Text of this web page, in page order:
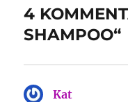
4
SHAMPOO“
Kat